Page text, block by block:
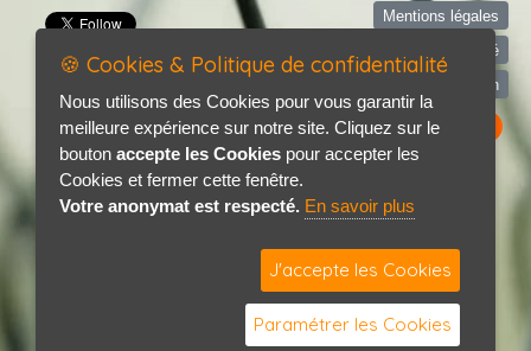
Mentions légales
Politique de confidentialité
Contact / Plan
🍪 Cookies & Politique de confidentialité
Nous utilisons des Cookies pour vous garantir la
meilleure expérience sur notre site. Cliquez sur le
bouton accepte les Cookies pour accepter les
Cookies et fermer cette fenêtre.
Votre anonymat est respecté. En savoir plus
J'accepte les Cookies
Paramétrer les Cookies